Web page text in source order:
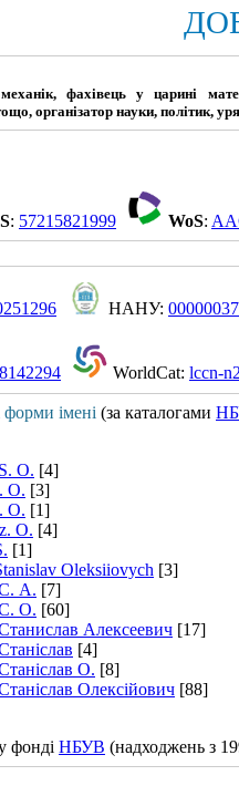
фахівець у царині
організатор науки, політик,
: 57215821999 WoS:
НАНУ:
WorldCat: lccn-
форми імені (за каталогами
O. [4]
O. [3]
O. [1]
O. [4]
[1]
Oleksiiovych [3]
А. [7]
О. [60]
Алексеевич [17]
[4]
О. [8]
Олексійович [88]
фонді НБУВ (надходжень з